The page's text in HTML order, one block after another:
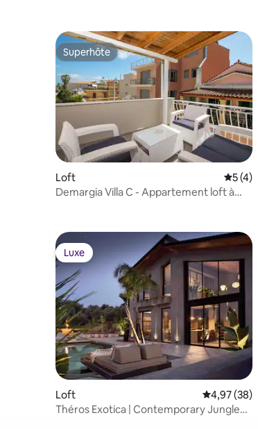
Superhôte
Superhôte
Loft
5 (4)
Demargia Villa C - Appartement loft à
Luxe
Luxe
Loft Évaluation
4,97 (38)
Théros Exotica | Contemporary Jungle